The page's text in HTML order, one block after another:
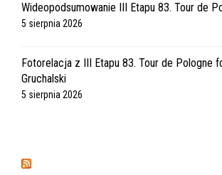
Wideopodsumowanie III Etapu 83. Tour de
5 sierpnia 2026
Fotorelacja z III Etapu 83. Tour de Pologne
Gruchalski
5 sierpnia 2026